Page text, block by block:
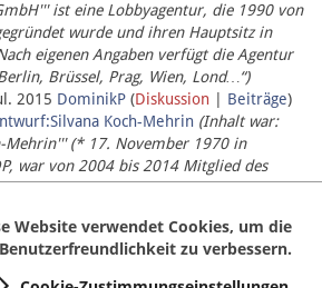
ist eine Lobbyagentur, die 1990 von
wurde und ihren Hauptsitz in
eigenen Angaben verfügt die Agentur
Brüssel, Prag, Wien, Lond…“)
2015 DominikP (Diskussion Beiträge)
Koch-Mehrin (Inhalt war:
Mehrin''' (* 17. November 1970 in
war von 2004 bis 2014 Mitglied des
seit November 2014 ist sie für
Website verwendet Cookies, um die
Benutzerfreundlichkeit zu verbessern.